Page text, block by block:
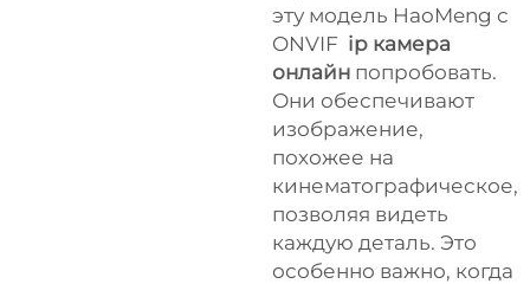
эту модель HaoMeng с
ONVIF ip камера
онлайн попробовать.
Они обеспечивают
изображение,
похожее на
кинематографическое,
позволяя видеть
каждую деталь. Это
особенно важно, когда